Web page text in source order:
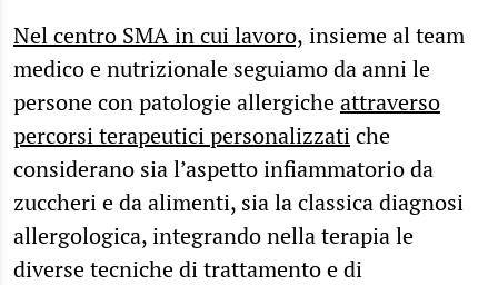
Nel centro SMA in cui lavoro, insieme al team
medico e nutrizionale seguiamo da anni le
persone con patologie allergicheattraverso
percorsi terapeutici personalizzatiche
considerano sia l’aspetto infiammatorio da
zuccheri e da alimenti, sia la classica diagnosi
allergologica, integrando nella terapia le
diverse tecniche di trattamento e di